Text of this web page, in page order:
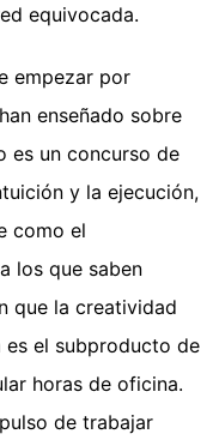
equivocada.
empezar por
enseñado sobre
es un concurso de
y la ejecución,
como el
los que saben
que la creatividad
es el subproducto de
horas de oficina.
de trabajar